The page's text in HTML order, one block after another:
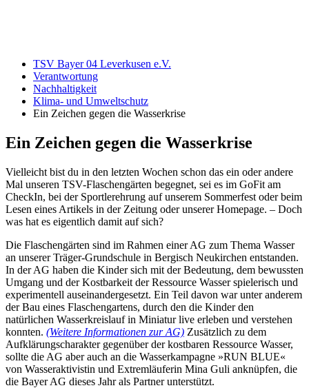
TSV Bayer 04 Leverkusen e.V.
Verantwortung
Nachhaltigkeit
Klima- und Umweltschutz
Ein Zeichen gegen die Wasserkrise
Ein Zeichen gegen die Wasserkrise
Vielleicht bist du in den letzten Wochen schon das ein oder andere
Mal unseren TSV-Flaschengärten begegnet, sei es im GoFit am
CheckIn, bei der Sportlerehrung auf unserem Sommerfest oder beim
Lesen eines Artikels in der Zeitung oder unserer Homepage. – Doch
was hat es eigentlich damit auf sich?
Die Flaschengärten sind im Rahmen einer AG zum Thema Wasser
an unserer Träger-Grundschule in Bergisch Neukirchen entstanden.
In der AG haben die Kinder sich mit der Bedeutung, dem bewussten
Umgang und der Kostbarkeit der Ressource Wasser spielerisch und
experimentell auseinandergesetzt. Ein Teil davon war unter anderem
der Bau eines Flaschengartens, durch den die Kinder den
natürlichen Wasserkreislauf in Miniatur live erleben und verstehen
konnten. (Weitere Informationen zur AG) Zusätzlich zu dem
Aufklärungscharakter gegenüber der kostbaren Ressource Wasser,
sollte die AG aber auch an die Wasserkampagne »RUN BLUE«
von Wasseraktivistin und Extremläuferin Mina Guli anknüpfen, die
die Bayer AG dieses Jahr als Partner unterstützt.